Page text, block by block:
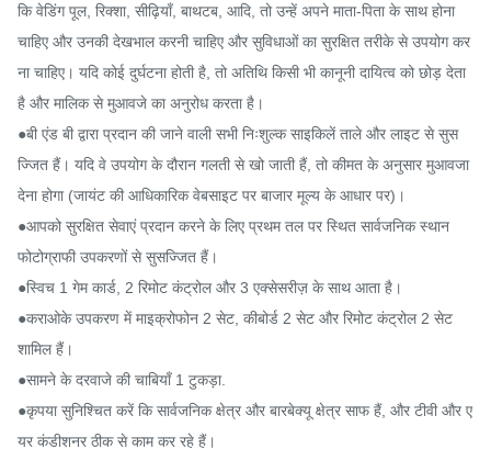
कि वेडिंग पूल, रिक्शा, सीढ़ियाँ, बाथटब, आदि, तो उन्हें अपने माता-पिता के साथ होना
चाहिए और उनकी देखभाल करनी चाहिए और सुविधाओं का सुरक्षित तरीके से उपयोग कर
ना चाहिए। यदि कोई दुर्घटना होती है, तो अतिथि किसी भी कानूनी दायित्व को छोड़ देता
है और मालिक से मुआवजे का अनुरोध करता है।
●बी एंड बी द्वारा प्रदान की जाने वाली सभी निःशुल्क साइकिलें ताले और लाइट से सुस
ज्जित हैं। यदि वे उपयोग के दौरान गलती से खो जाती हैं, तो कीमत के अनुसार मुआवजा
देना होगा (जायंट की आधिकारिक वेबसाइट पर बाजार मूल्य के आधार पर)।
●आपको सुरक्षित सेवाएं प्रदान करने के लिए प्रथम तल पर स्थित सार्वजनिक स्थान
फोटोग्राफी उपकरणों से सुसज्जित हैं।
●स्विच 1 गेम कार्ड, 2 रिमोट कंट्रोल और 3 एक्सेसरीज़ के साथ आता है।
●कराओके उपकरण में माइक्रोफोन 2 सेट, कीबोर्ड 2 सेट और रिमोट कंट्रोल 2 सेट
शामिल हैं।
●सामने के दरवाजे की चाबियाँ 1 टुकड़ा.
●कृपया सुनिश्चित करें कि सार्वजनिक क्षेत्र और बारबेक्यू क्षेत्र साफ हैं, और टीवी और ए
यर कंडीशनर ठीक से काम कर रहे हैं।